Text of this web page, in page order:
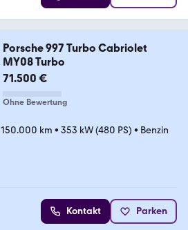
Porsche 997 Turbo Cabriolet
MY08 Turbo
71.500 €
Ohne Bewertung
150.000 km • 353 kW (480 PS) • Benzin
Kontakt Parken